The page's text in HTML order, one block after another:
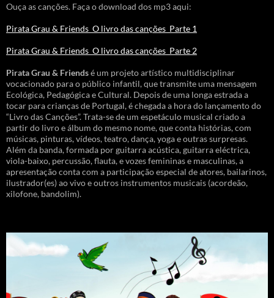
Ouça as canções. Faça o download dos mp3 aqui:
Pirata Grau & Friends_O livro das canções_Parte 1
Pirata Grau & Friends_O livro das canções_Parte 2
Pirata Grau & Friendsé um projeto artístico multidisciplinar
vocacionado para o público infantil, que transmite uma mensagem
Ecológica, Pedagógica e Cultural. Depois de uma longa estrada a
tocar para crianças de Portugal, é chegada a hora do lançamento do
“Livro das Canções”. Trata-se de um espetáculo musical criado a
partir do livro e álbum do mesmo nome, que conta histórias, com
músicas, pinturas, vídeos, teatro, dança, yoga e outras surpresas.
Além da banda, formada por guitarra acústica, guitarra eléctrica,
viola-baixo, percussão, flauta, e vozes femininas e masculinas, a
apresentação conta com a participação especial de atores, bailarinos,
ilustrador(es) ao vivo e outros instrumentos musicais (acordeão,
xilofone, bandolim).